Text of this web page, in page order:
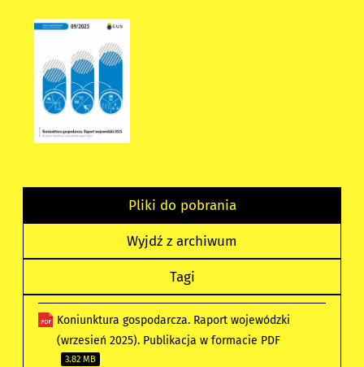
Pliki do pobrania
Wyjdź z archiwum
Tagi
Koniunktura gospodarcza. Raport wojewódzki
(wrzesień 2025). Publikacja w formacie PDF
3.82 MB